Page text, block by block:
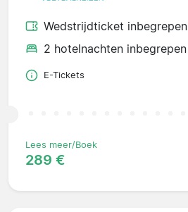
Wedstrijdticket inbegrepen
2 hotelnachten inbegrepen
E-Tickets
Lees meer/Boek
289 €